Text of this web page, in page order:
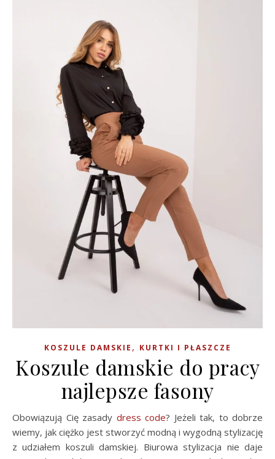
KOSZULE DAMSKIE , KURTKI I PŁASZCZE
Koszule damskie do pracy
najlepsze fasony
Obowiązują Cię zasady dress code? Jeżeli tak, to dobrze
wiemy, jak ciężko jest stworzyć modną i wygodną stylizację
z udziałem koszuli damskiej. Biurowa stylizacja nie daje